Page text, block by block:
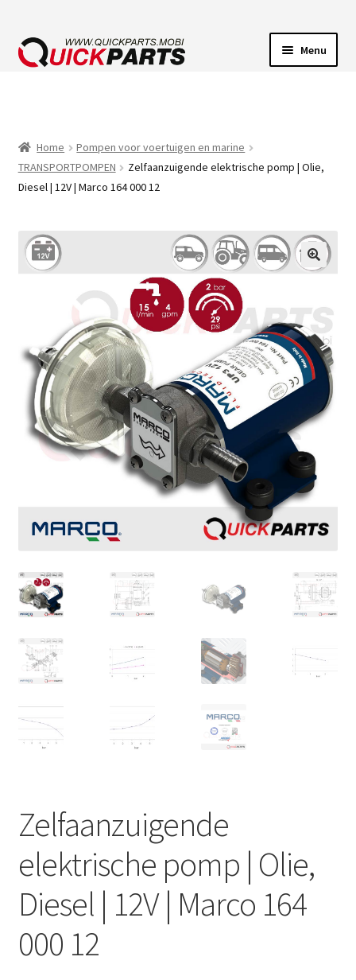
Menu
CLAXONS
Home
Pompen voor voertuigen en marine
TRANSPORTPOMPEN
Zelfaanzuigende elektrische pomp | Olie,
Diesel | 12V | Marco 164 000 12
Zelfaanzuigende
elektrische pomp | Olie,
Diesel | 12V | Marco 164
000 12